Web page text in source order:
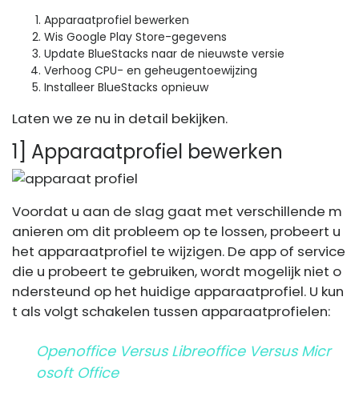
Apparaatprofiel bewerken
Wis Google Play Store-gegevens
Update BlueStacks naar de nieuwste versie
Verhoog CPU- en geheugentoewijzing
Installeer BlueStacks opnieuw
Laten we ze nu in detail bekijken.
1] Apparaatprofiel bewerken
Voordat u aan de slag gaat met verschillende m
anieren om dit probleem op te lossen, probeert u
het apparaatprofiel te wijzigen. De app of service
die u probeert te gebruiken, wordt mogelijk niet o
ndersteund op het huidige apparaatprofiel. U kun
t als volgt schakelen tussen apparaatprofielen:
Openoffice Versus Libreoffice Versus Micr
Osoft Office